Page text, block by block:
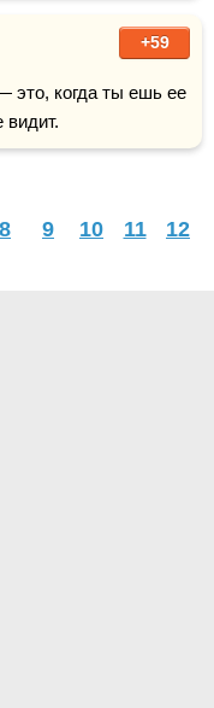
+59
это, когда ты ешь ее
видит.
8 9 10 11
12